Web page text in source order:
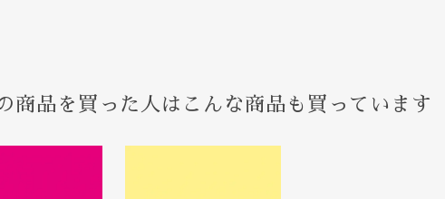
商品を買った人はこんな商品も買っています